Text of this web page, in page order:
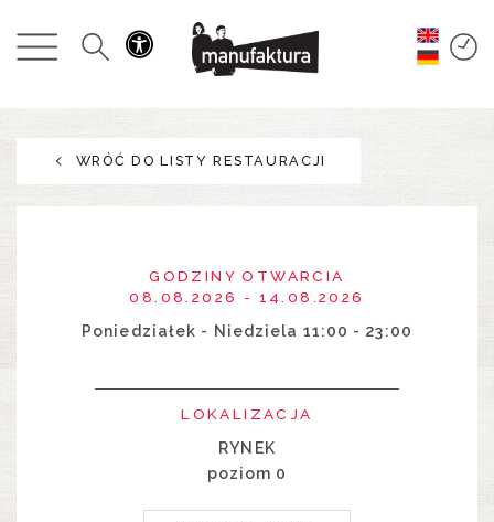
WYDARZENIA
PROMOCJE
RESTAURACJE
WRÓĆ DO LISTY RESTAURACJI
GODZINY OTWARCIA
08.08.2026 - 14.08.2026
Poniedziałek - Niedziela 11:00 - 23:00
LOKALIZACJA
RYNEK
poziom 0